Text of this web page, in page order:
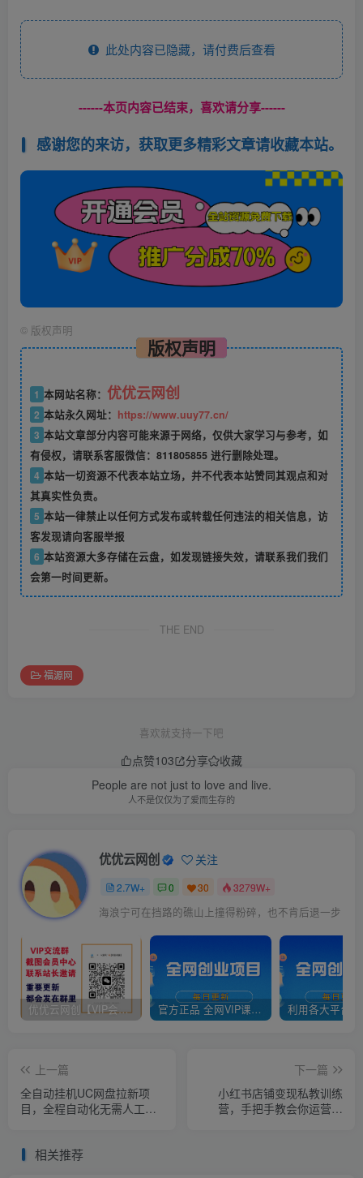
此处内容已隐藏，请付费后查看
------本页内容已结束，喜欢请分享------
感谢您的来访，获取更多精彩文章请收藏本站。
© 版权声明
版权声明
1 本网站名称： 优优云网创
2 本站永久网址： https://www.uuy77.cn/
3 本站文章部分内容可能来源于网络，仅供大家学习与参考，如
有侵权，请联系客服微信：811805855 进行删除处理。
4 本站一切资源不代表本站立场，并不代表本站赞同其观点和对
其真实性负责。
5 本站一律禁止以任何方式发布或转载任何违法的相关信息，访
客发现请向客服举报
6 本站资源大多存储在云盘，如发现链接失效，请联系我们我们
会第一时间更新。
THE END
福源网
喜欢就支持一下吧
点赞103 分享
收藏
People are not just to love and live.
人不是仅仅为了爱而生存的
优优云网创 关注
2.7W+ 0 30 3279W+
海浪宁可在挡路的礁山上撞得粉碎，也不肯后退一步
优优云网创【VIP会员专属交流群】 官方正品 全网VIP课程 无损下载~
上一篇
全自动挂机UC网盘拉新项
目，全程自动化无需人工操
下一篇
小红书店铺变现私教训练
营，手把手教会你运营店
相关推荐